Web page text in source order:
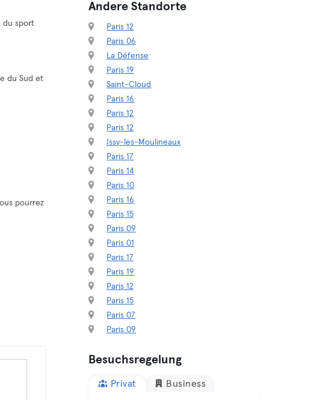
du sport
du Sud et
pourrez
Andere Standorte
Paris 12
Paris 06
La Défense
Paris 19
Saint-Cloud
Paris 16
Paris 12
Paris 12
Issy-les-Moulineaux
Paris 17
Paris 14
Paris 10
Paris 16
Paris 15
Paris 09
Paris 01
Paris 17
Paris 19
Paris 12
Paris 15
Paris 07
Paris 09
Besuchsregelung
Privat Business